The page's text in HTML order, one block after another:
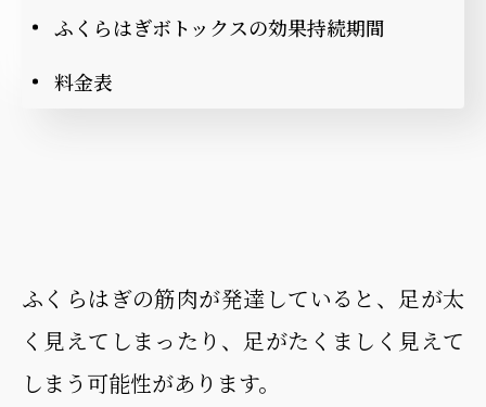
ふくらはぎボトックスの効果持続期間
料金表
ふくらはぎの筋肉が発達していると、足が太
く見えてしまったり、足がたくましく見えて
しまう可能性があります。